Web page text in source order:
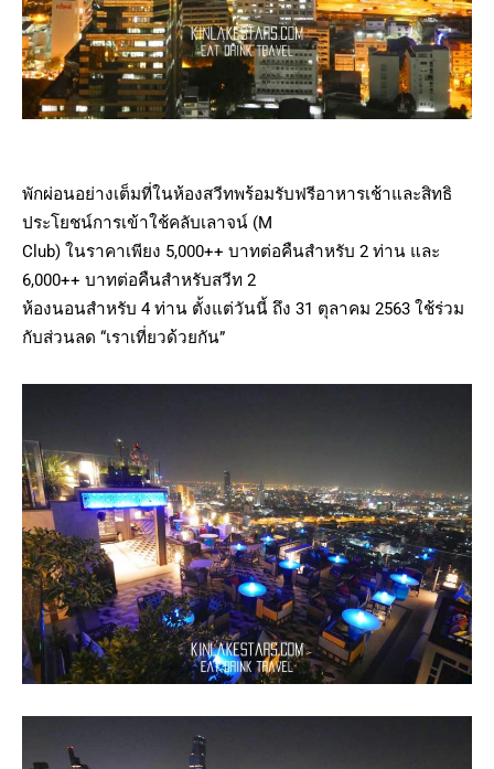
พักผ่อนอย่างเต็มที่ในห้องสวีทพร้อมรับฟรีอาหารเช้าและสิทธิ
ประโยชน์การเข้าใช้คลับเลาจน์ (M
Club) ในราคาเพียง 5,000++ บาทต่อคืนสำหรับ 2 ท่าน และ
6,000++ บาทต่อคืนสำหรับสวีท 2
ห้องนอนสำหรับ 4 ท่าน ตั้งแต่วันนี้ ถึง 31 ตุลาคม 2563 ใช้ร่วม
กับส่วนลด “เราเที่ยวด้วยกัน”